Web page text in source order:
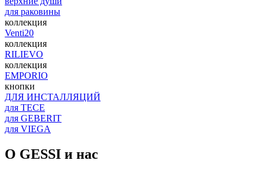
для раковины
коллекция
Venti20
коллекция
RILIEVO
коллекция
EMPORIO
кнопки
ДЛЯ ИНСТАЛЛЯЦИЙ
для TECE
для GEBERIT
для VIEGA
О GESSI и нас